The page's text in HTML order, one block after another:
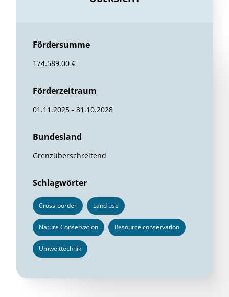
Fördersumme
174.589,00 €
Förderzeitraum
01.11.2025 - 31.10.2028
Bundesland
Grenzüberschreitend
Schlagwörter
Cross-border Land use
Nature Conservation Resource conservation
Umwelttechnik